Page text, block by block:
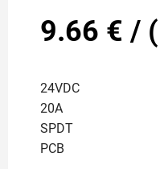
9.66 € / (
24VDC
20A
SPDT
PCB